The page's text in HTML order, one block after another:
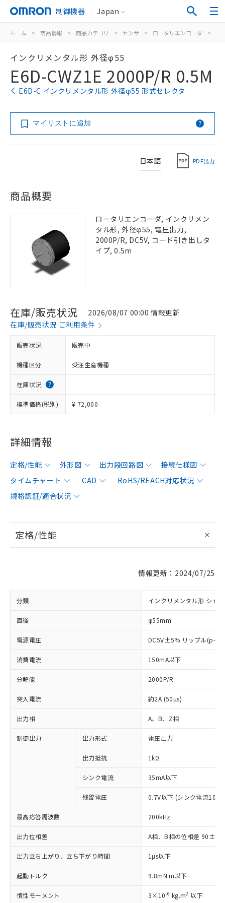
制御機器 Japan
ホーム > 商品情報 > 商品カテゴリ > センサ > ロータリエンコーダ >
インクリメンタル形 外径φ55
E6D-CWZ1E 2000P/R 0.5M
E6D-C インクリメンタル形 外径φ55 形式セレクタ
マイリストに追加
日本語 PDF出力
商品概要
ロータリエンコーダ, インクリメン
タル形, 外径φ55, 電圧出力,
2000P/R, DC5V, コード引き出しタ
イプ, 0.5m
在庫/販売状況
2026/08/07 00:00 情報更新
在庫/販売状況 ご利用条件
販売状況 販売中
機種区分 受注生産機種
在庫状況
標準価格(税別) ¥ 72,000
詳細情報
定格/性能 外形図 出力段回路図
接続仕様図
タイムチャート
CAD
RoHS/REACH対応状況
規格認証/適合状況
定格/性能
情報更新：2024/07/25
分類 インクリメンタル形 シャ
直径 φ55mm
電源電圧 DC5V±5% リップル(p-
消費電流 150mA以下
分解能 2000P/R
突入電流 約2A (50µs)
出力相 A、B、Z相
制御出力 出力形式 電圧出力
出力抵抗 1kΩ
シンク電流 35mA以下
残留電圧 0.7V以下 (シンク電流
最高応答周波数 200kHz
出力位相差 A相、B相の位相差
出力立ち上がり、立ち下がり時間 1µs以下
起動トルク 9.8mN.m以下
慣性モーメント 3×10-6 kg.m2 以下
ご利用条件
以下の条件をお読みいただき、同意のうえ
※1 対応状況
対応済み：EU RoHS指令（10物質）の
非含有に対応した製品が提供可能な商品で
す。
対応予定：EU RoHS指令（10物質）の非含
有に対応した製品に切り替える予定のある
商品です。
対応予定なし：EU RoHS指令（10物質）の
非含有に非対応の商品で、対応品を出す予